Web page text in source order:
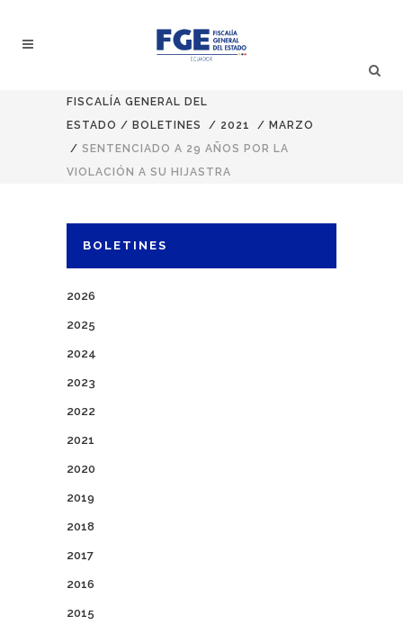
FISCALÍA GENERAL DEL
ESTADO / BOLETINES / 2021 / MARZO
/ SENTENCIADO A 29 AÑOS POR LA
VIOLACIÓN A SU HIJASTRA
BOLETINES
2026
2025
2024
2023
2022
2021
2020
2019
2018
2017
2016
2015